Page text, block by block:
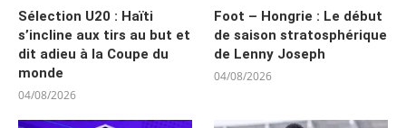
Sélection U20 : Haïti
s’incline aux tirs au but et
dit adieu à la Coupe du
monde
04/08/2026
Foot – Hongrie : Le début
de saison stratosphérique
de Lenny Joseph
04/08/2026